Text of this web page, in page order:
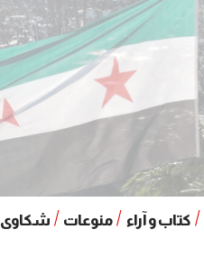
كتاب و آراء منوعات شكاوى